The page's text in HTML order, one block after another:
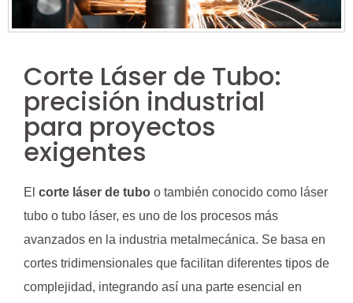
Corte Láser de Tubo:
precisión industrial
para proyectos
exigentes
El corte láser de tubo o también conocido como láser
tubo o tubo láser, es uno de los procesos más
avanzados en la industria metalmecánica. Se basa en
cortes tridimensionales que facilitan diferentes tipos de
complejidad, integrando así una parte esencial en